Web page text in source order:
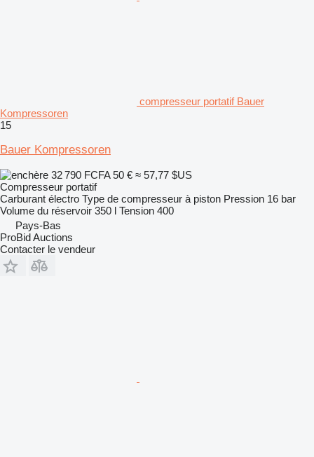
compresseur portatif Bauer
Kompressoren
15
Bauer Kompressoren
32 790 FCFA50 € ≈ 57,77 $US
Compresseur portatif
Carburant électro Type de compresseur à piston Pression 16 bar
Volume du réservoir 350 l Tension 400
Pays-Bas
ProBid Auctions
Contacter le vendeur